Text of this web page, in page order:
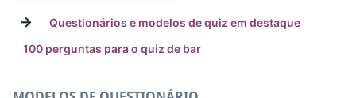
→
Questionários e modelos de quiz em destaque
100 perguntas para o quiz de bar